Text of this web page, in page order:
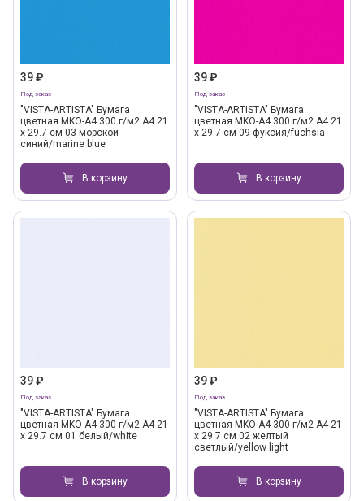
39 ₽
Под заказ
"VISTA-ARTISTA" Бумага
цветная MKO-A4 300 г/м2 A4 21
х 29.7 см 03 морской
синий/marine blue
В корзину
39 ₽
Под заказ
"VISTA-ARTISTA" Бумага
цветная MKO-A4 300 г/м2 A4 21
х 29.7 см 09 фуксия/fuchsia
В корзину
39 ₽
Под заказ
"VISTA-ARTISTA" Бумага
цветная MKO-A4 300 г/м2 A4 21
х 29.7 см 01 белый/white
В корзину
39 ₽
Под заказ
"VISTA-ARTISTA" Бумага
цветная MKO-A4 300 г/м2 A4 21
х 29.7 см 02 желтый
светлый/yellow light
В корзину